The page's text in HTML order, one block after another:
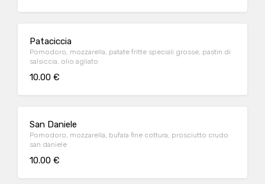
Pataciccia
Pomodoro, mozzarella, patate fritte speciali grosse, pastin di
salsiccia, olio agliato
10.00 €
San Daniele
Pomodoro, mozzarella, bufala fine cottura, prosciutto crudo
san daniele
10.00 €